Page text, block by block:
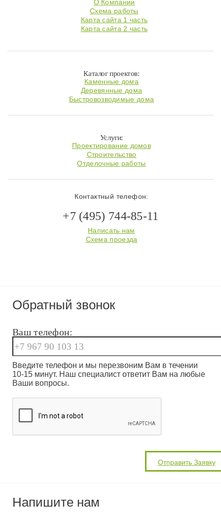
О Компании
Схема работы
Карта сайта 1 часть
Карта сайта 2 часть
Каталог проектов:
Каменные дома
Деревянные дома
Быстровозводимые дома
Услуги:
Проектирование домов
Строительство
Отделочные работы
Контактный телефон:
+7 (495) 744-85-11
Написать нам
Схема проезда
Обратный звонок
Ваш телефон:
Введите телефон и мы перезвоним Вам в течении
10-15 минут. Наш специалист ответит Вам на любые
Ваши вопросы.
Напишите нам